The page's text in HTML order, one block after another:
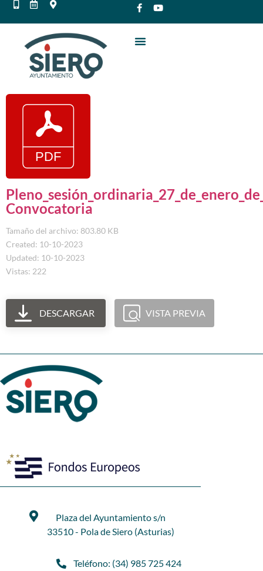
Convocatoria
Tamaño del archivo: 803.80 KB
Created: 10-10-2023
Updated: 10-10-2023
Vistas: 222
DESCARGAR VISTA PREVIA
Plaza del Ayuntamiento s/n
33510 - Pola de Siero (Asturias)
Teléfono: (34) 985 725 424